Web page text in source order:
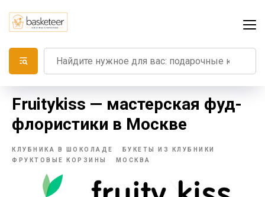
Fruitykiss — мастерская фуд-
флористики в Москве
КЛУБНИКА В ШОКОЛАДЕ
БУКЕТЫ ИЗ КЛУБНИКИ
ФРУКТОВЫЕ КОРЗИНЫ
МОСКВА